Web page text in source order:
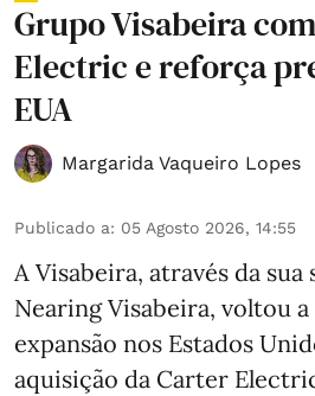
Grupo Visabeira
Electric e reforça
EUA
Margarida Vaqueiro Lopes
Publicado a: 05 Agosto 2026, 14:55
A Visabeira, através da
Nearing Visabeira, voltou a
expansão nos Estados
aquisição da Carter